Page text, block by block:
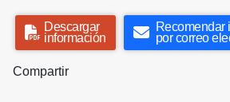
Descargar
información
Recomendar
por correo
Compartir